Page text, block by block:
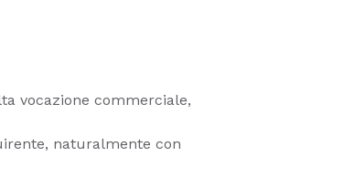
vocazione commerciale,
naturalmente con